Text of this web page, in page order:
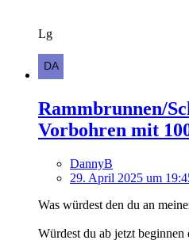
Lg
Rammbrunnen/
Vorbohren mit
DannyB
29. April 2025 um
Was würdest den du an
Würdest du ab jetzt